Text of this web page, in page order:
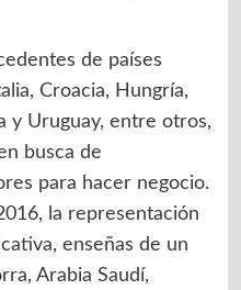
de países
Croacia, Hungría,
y Uruguay, entre otros,
busca de
para hacer negocio.
la representación
enseñas de un
Arabia Saudí,